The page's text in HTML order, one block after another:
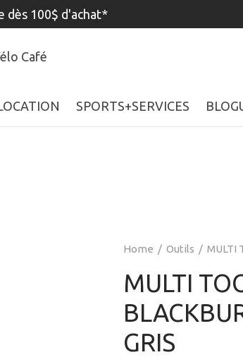
dès 100$ d'achat*
SPORTS+SERVICES
Home / Outils / MULTI
MULTI
GRIS